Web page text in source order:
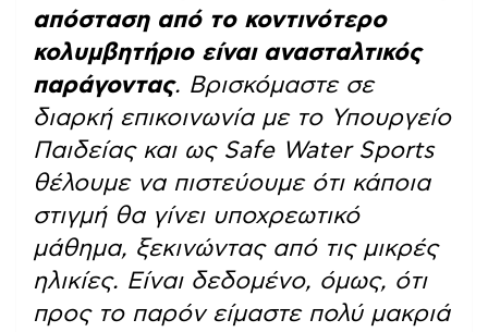
απόσταση από το κοντινότερο
κολυμβητήριο είναι ανασταλτικός
παράγοντας. Βρισκόμαστε σε
διαρκή επικοινωνία με το Υπουργείο
Παιδείας και ως Safe Water Sports
θέλουμε να πιστεύουμε ότι κάποια
στιγμή θα γίνει υποχρεωτικό
μάθημα, ξεκινώντας από τις μικρές
ηλικίες. Είναι δεδομένο, όμως, ότι
προς το παρόν είμαστε πολύ μακριά